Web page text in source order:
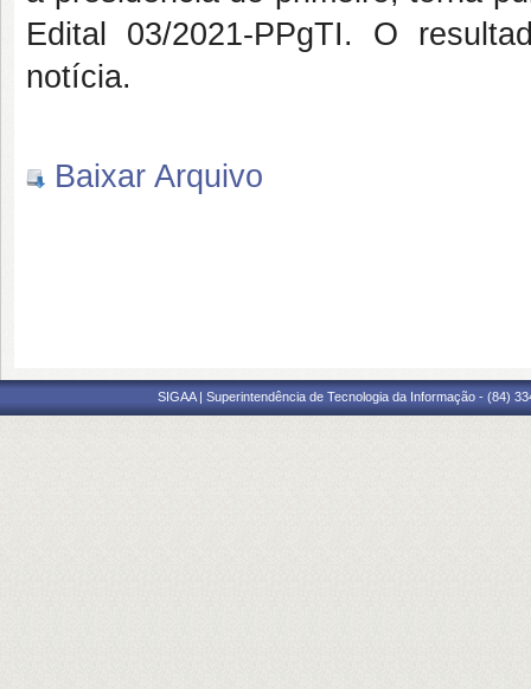
Edital 03/2021-PPgTI. O
notícia.
Baixar Arquivo
SIGAA | Superintendência de Tecnologia da Informação - (84)